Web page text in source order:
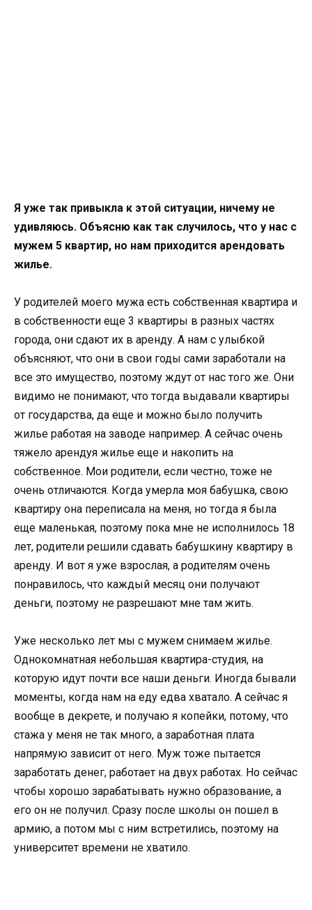
Я уже так привыкла к этой ситуации, ничему не
удивляюсь. Объясню как так случилось, что у нас с
мужем 5 квартир, но нам приходится арендовать
жилье.
У родителей моего мужа есть собственная квартира и
в собственности еще 3 квартиры в разных частях
города, они сдают их в аренду. А нам с улыбкой
объясняют, что они в свои годы сами заработали на
все это имущество, поэтому ждут от нас того же. Они
видимо не понимают, что тогда выдавали квартиры
от государства, да еще и можно было получить
жилье работая на заводе например. А сейчас очень
тяжело арендуя жилье еще и накопить на
собственное. Мои родители, если честно, тоже не
очень отличаются. Когда умерла моя бабушка, свою
квартиру она переписала на меня, но тогда я была
еще маленькая, поэтому пока мне не исполнилось 18
лет, родители решили сдавать бабушкину квартиру в
аренду. И вот я уже взрослая, а родителям очень
понравилось, что каждый месяц они получают
деньги, поэтому не разрешают мне там жить.
Уже несколько лет мы с мужем снимаем жилье.
Однокомнатная небольшая квартира-студия, на
которую идут почти все наши деньги. Иногда бывали
моменты, когда нам на еду едва хватало. А сейчас я
вообще в декрете, и получаю я копейки, потому, что
стажа у меня не так много, а заработная плата
напрямую зависит от него. Муж тоже пытается
заработать денег, работает на двух работах. Но сейчас
чтобы хорошо зарабатывать нужно образование, а
его он не получил. Сразу после школы он пошел в
армию, а потом мы с ним встретились, поэтому на
университет времени не хватило.